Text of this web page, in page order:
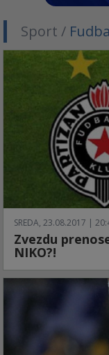
Sport /
SREDA, 23.08.2017 |
Zvezdu
NIKO?!